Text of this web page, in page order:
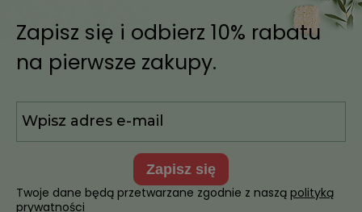
Zapisz się i odbierz 10% rabatu
na pierwsze zakupy.
zapisz się
Twoje dane będą przetwarzane zgodnie z naszą polityką
prywatności